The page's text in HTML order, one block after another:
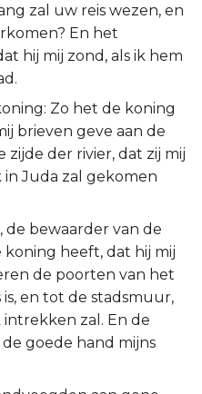
zal uw reis wezen, en
En het
hij mij zond, als ik hem
Zo het de koning
brieven geve aan de
zijde der rivier, dat zij mij
Juda zal gekomen
de bewaarder van de
heeft, dat hij mij
de poorten van het
is, en tot de stadsmuur,
zal. En de
goede hand mijns